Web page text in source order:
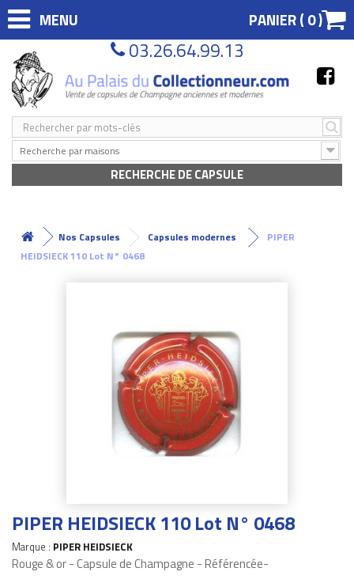
MENU PANIER (0)
03.26.64.99.13
Recherche par maisons
RECHERCHE DE CAPSULE
Nos Capsules Capsules modernes
PIPER
HEIDSIECK 110 Lot N° 0468
PIPER HEIDSIECK 110 Lot N° 0468
Marque : PIPER HEIDSIECK
Rouge & or - Capsule de Champagne - Référencée-